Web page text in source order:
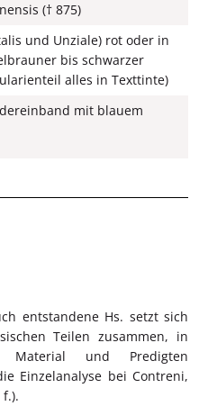
(† 875)
und Unziale) rot oder in
bis schwarzer
alles in Texttinte)
mit blauem
entstandene Hs. setzt sich
Teilen zusammen, in
Material und Predigten
Einzelanalyse bei Contreni,